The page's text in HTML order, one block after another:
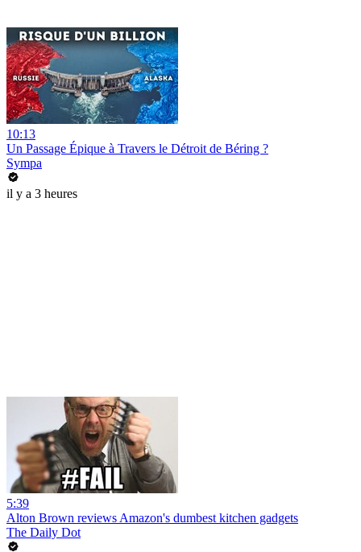
10:13
Un Passage Épique à Travers le Détroit de Béring ?
Sympa
il y a 3 heures
5:39
Alton Brown reviews Amazon's dumbest kitchen gadgets
The Daily Dot